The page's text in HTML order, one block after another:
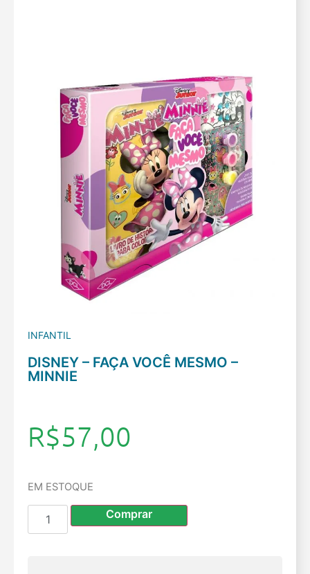
INFANTIL
DISNEY – FAÇA VOCÊ MESMO –
MINNIE
R$57,00
EM ESTOQUE
Comprar